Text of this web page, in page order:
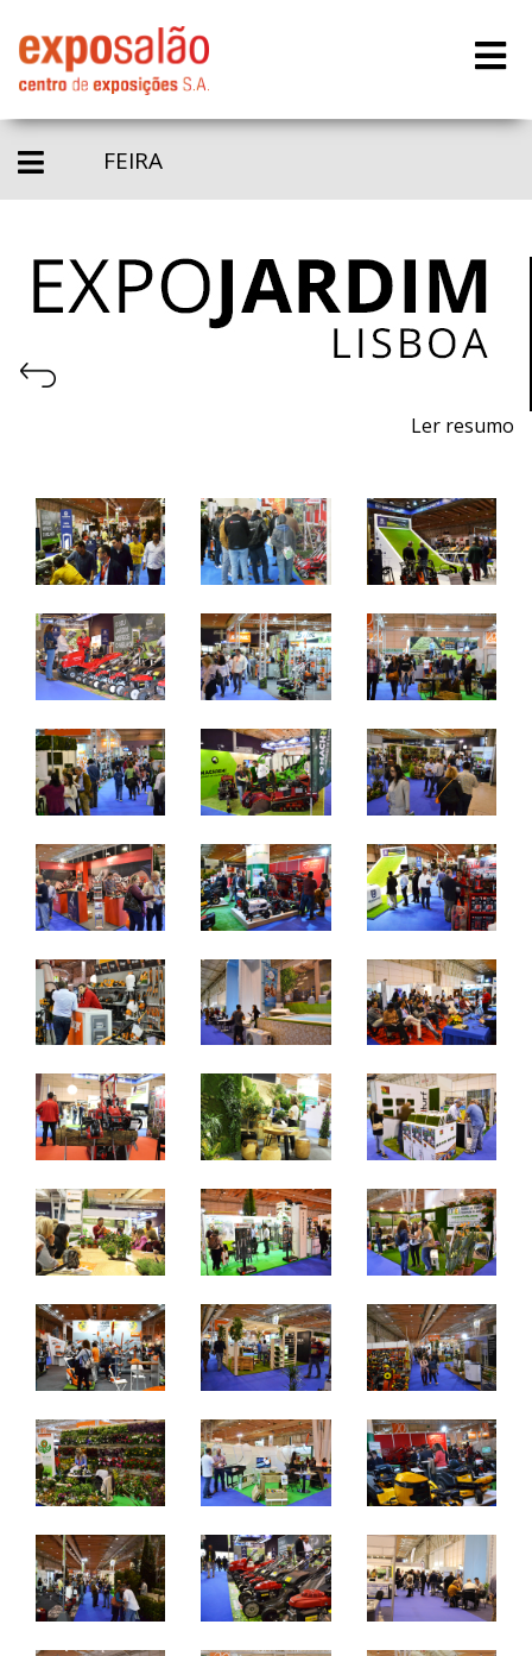
FEIRA
Ler resumo
7 a 9 de abril de 2022 - FIL - Lisboa
quinta a sábado - 10h / 19h